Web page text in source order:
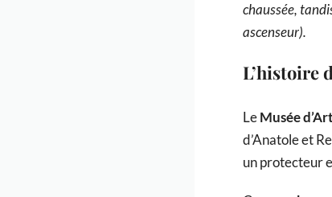
chaussée,
ascenseur).
L’histoire
LeMusée
d’Anatole et
un protecteur